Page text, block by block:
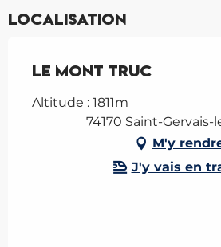
Localisation
Le Mont Truc
Altitude : 1811m
74170 Saint-Gervais-
M'y
J'y vais en